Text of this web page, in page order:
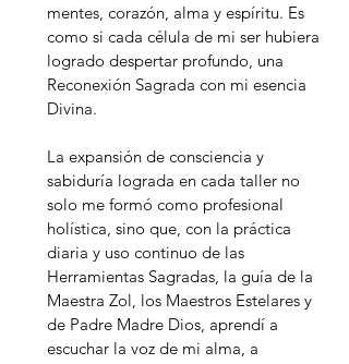
mentes, corazón, alma y espíritu. Es
como si cada célula de mi ser hubiera
logrado despertar profundo, una
Reconexión Sagrada con mi esencia
Divina.
La expansión de consciencia y
sabiduría lograda en cada taller no
solo me formó como profesional
holística, sino que, con la práctica
diaria y uso continuo de las
Herramientas Sagradas, la guía de la
Maestra Zol, los Maestros Estelares y
de Padre Madre Dios, aprendí a
escuchar la voz de mi alma, a